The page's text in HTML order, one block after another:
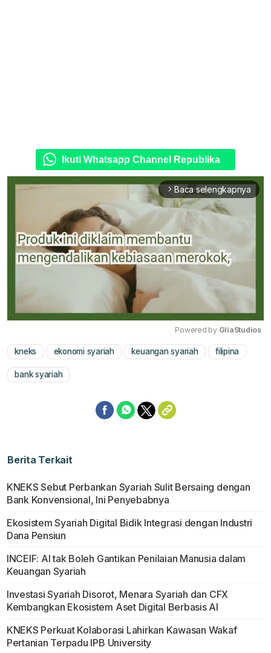
Ikuti Whatsapp Channel Republika
arrow_forward_ios Baca selengkapnya
Mute
Powered by GliaStudios
kneks ekonomi syariah keuangan syariah filipina
bank syariah
Berita Terkait
KNEKS Sebut Perbankan Syariah Sulit Bersaing dengan
Bank Konvensional, Ini Penyebabnya
Ekosistem Syariah Digital Bidik Integrasi dengan Industri
Dana Pensiun
INCEIF: AI tak Boleh Gantikan Penilaian Manusia dalam
Keuangan Syariah
Investasi Syariah Disorot, Menara Syariah dan CFX
Kembangkan Ekosistem Aset Digital Berbasis AI
KNEKS Perkuat Kolaborasi Lahirkan Kawasan Wakaf
Pertanian Terpadu IPB University